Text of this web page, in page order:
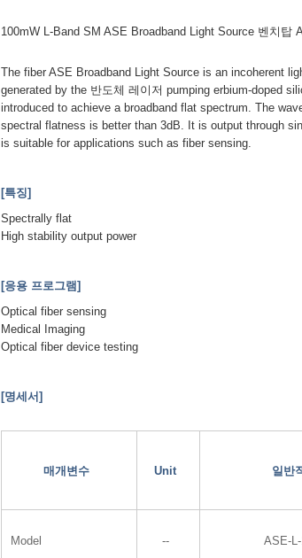
100mW L-Band SM ASE Broadband Light Source 벤치탑
The fiber ASE Broadband Light Source is an incoherent
generated by the 반도체 레이저 pumping erbium-doped
introduced to achieve a broadband flat spectrum. The
spectral flatness is better than 3dB. It is output through
is suitable for applications such as fiber sensing.
[특징]
Spectrally flat
High stability output power
[응용 프로그램]
Optical fiber sensing
Medical Imaging
Optical fiber device testing
[명세서]
매개변수 Unit 일반
Model -- ASE-